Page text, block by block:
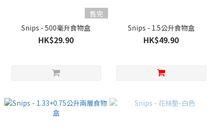
售完
Snips - 500毫升食物盒
HK$29.90
Snips - 1.5公升食物盒
HK$49.90